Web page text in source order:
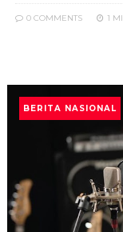
0 COMMENTS 1
BERITA NASIONAL